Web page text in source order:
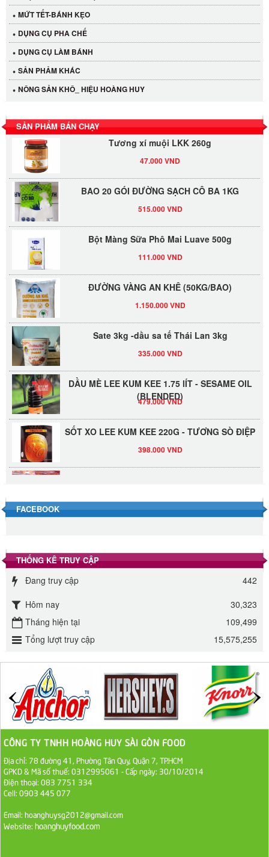
MỨT TẾT-BÁNH KẸO
DỤNG CỤ PHA CHẾ
DỤNG CỤ LÀM BÁNH
SẢN PHẢM KHÁC
NÔNG SẢN KHÔ_ HIỆU HOÀNG HUY
SẢN PHẨM BÁN CHẠY
Cần Tây Đà Lạt
40.000 VND
LỐC 12 HỦ Tương xí muội LKK 260g
Tương xí muội LKK 260g
BAO 20 GÓI ĐƯỜNG SẠCH CÔ BA 1KG
ĐƯỜNG VÀNG AN KHÊ (50KG/BAO)
Sate 3kg -dầu sa tế Thái Lan 3kg
DẦU MÈ LEE KUM KEE 1.75 lÍT - SESAME OIL
(BLENDED)
479.000 VND
SỐT XO LEE KUM KEE 220G - TƯƠNG SÒ ĐIỆP
Đường phèn hạt Long An 500g
Đường phèn Long An bao 10kg
Đường mía thiên nhiên Biên Hòa gói 1kg
ĐƯỜNG SẠCH CÔ BA BIÊN HÒA 1KG
27.000 VND
Đường cát trắng An Khê bao 50kg
1.100.000 VND
Sa Tế Tôm Cholimex PET Hũ 450g
Ớt Sa Tế Cholimex Hũ Thuỷ Tinh 150g
FACEBOOK
THỐNG KÊ TRUY CẬP
Đang truy cập
442
Hôm nay
30,323
Tháng hiện tại
109,499
Tổng lượt truy cập
15,575,255
CÔNG TY TNHH HOÀNG HUY SÀI GÒN FOOD
Địa chỉ: 78 đường 41, Phường Tân Quy, Quận 7, TP.HCM
GPKD & Mã số thuế: 0312995061 - Cấp ngày: 30/10/2014
Điện thoại: 083 7751 334
Cell: 0903 445 077
Email: hoanghuysg2012@gmail.com
Website: hoanghuyfood.com